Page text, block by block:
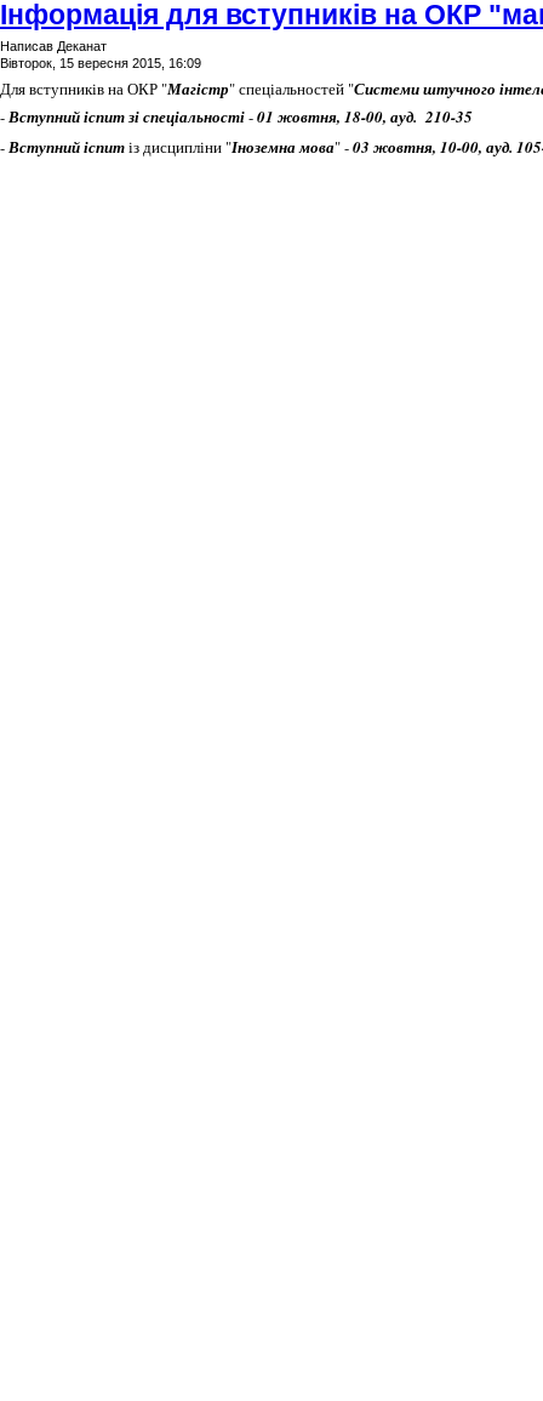
Інформація для вступників на ОКР
Написав Деканат
Вівторок, 15 вересня 2015, 16:09
Для вступників на ОКР "Магістр" спеціальностей "Системи штучного
-Вступний іспит зі спеціальності-01 жовтня, 18-00, ауд. 210-35
-Вступний іспитіз дисципліни "Іноземна мова" -03 жовтня, 10-00, ауд.